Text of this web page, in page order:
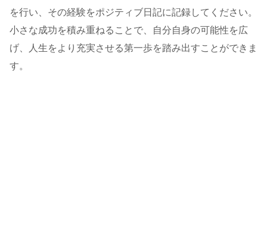
を行い、その経験をポジティブ日記に記録してください。
小さな成功を積み重ねることで、自分自身の可能性を広
げ、人生をより充実させる第一歩を踏み出すことができま
す。